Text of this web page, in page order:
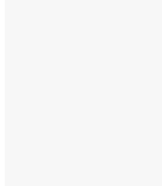
Atomenergieorganisation (AEOI)
Die Methoden variieren, doch das
Umgehung von Exportkontrollen,
nuklearen Ambitionen des Regimes
in
angeblich über 250 Tonnen
und Verschlüsselungstechnik an die
Verteidigungsministerium geliefert
in
angeklagt, sich an einer
Mikroelektronik speziell für
Revolutionsgarden beteiligt zu